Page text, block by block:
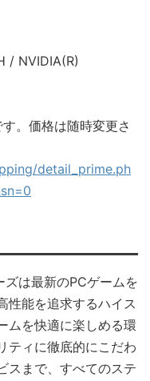
/ NVIDIA(R)
。価格は随時変更さ
detail_prime.ph
ズは最新のPCゲームを
性能を追求するハイス
ムを快適に楽しめる環
ティに徹底的にこだわ
スまで、すべてのステ